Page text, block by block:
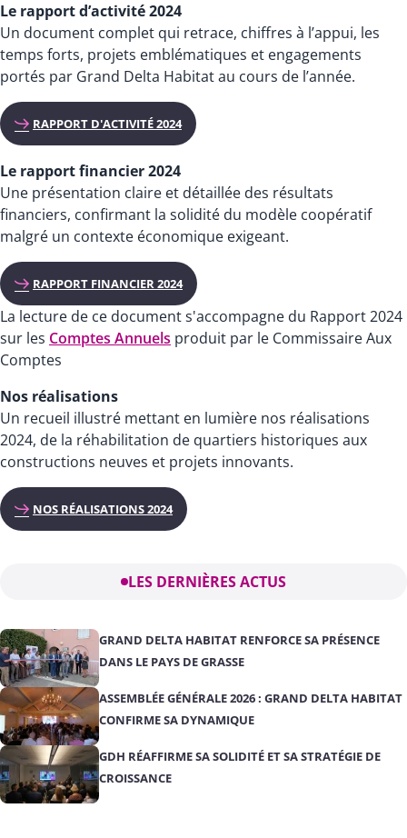
Le rapport d’activité 2024
Un document complet qui retrace, chiffres à l’appui, les
temps forts, projets emblématiques et engagements
portés par Grand Delta Habitat au cours de l’année.
RAPPORT D'ACTIVITÉ 2024
Le rapport financier 2024
Une présentation claire et détaillée des résultats
financiers, confirmant la solidité du modèle coopératif
malgré un contexte économique exigeant.
RAPPORT FINANCIER 2024
La lecture de ce document s'accompagne du Rapport 2024
sur les Comptes Annuels produit par le Commissaire Aux
Comptes
Nos réalisations
Un recueil illustré mettant en lumière nos réalisations
2024, de la réhabilitation de quartiers historiques aux
constructions neuves et projets innovants.
NOS RÉALISATIONS 2024
LES DERNIÈRES ACTUS
GRAND DELTA HABITAT RENFORCE SA PRÉSENCE
DANS LE PAYS DE GRASSE
ASSEMBLÉE GÉNÉRALE 2026 : GRAND DELTA HABITAT
CONFIRME SA DYNAMIQUE
GDH RÉAFFIRME SA SOLIDITÉ ET SA STRATÉGIE DE
CROISSANCE